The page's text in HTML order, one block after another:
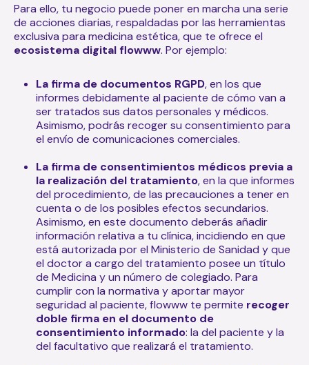
Para ello, tu negocio puede poner en marcha una serie
de acciones diarias, respaldadas por las herramientas
exclusiva para medicina estética, que te ofrece el
ecosistema digital flowww. Por ejemplo:
La firma de documentos RGPD, en los que
informes debidamente al paciente de cómo van a
ser tratados sus datos personales y médicos.
Asimismo, podrás recoger su consentimiento para
el envío de comunicaciones comerciales.
La firma de consentimientos médicos previa a
la realización del tratamiento, en la que informes
del procedimiento, de las precauciones a tener en
cuenta o de los posibles efectos secundarios.
Asimismo, en este documento deberás añadir
información relativa a tu clínica, incidiendo en que
está autorizada por el Ministerio de Sanidad y que
el doctor a cargo del tratamiento posee un título
de Medicina y un número de colegiado. Para
cumplir con la normativa y aportar mayor
seguridad al paciente, flowww te permite recoger
doble firma en el documento de
consentimiento informado: la del paciente y la
del facultativo que realizará el tratamiento.